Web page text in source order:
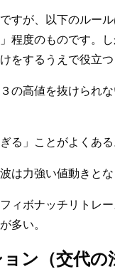
すが、以下のルー
程度のものです。
をするうえで役立つ
の高値を抜けられ
る」ことがよくある
は力強い値動きとな
ィボナッチリトレー
多い。
ン（交代の